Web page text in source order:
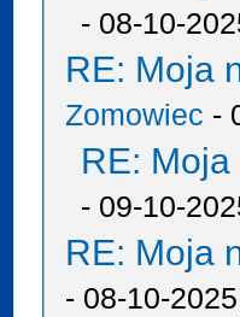
- 08-10-
RE: Moja
Zomowiec -
RE:
- 09-10-
RE: Moja
- 08-10-